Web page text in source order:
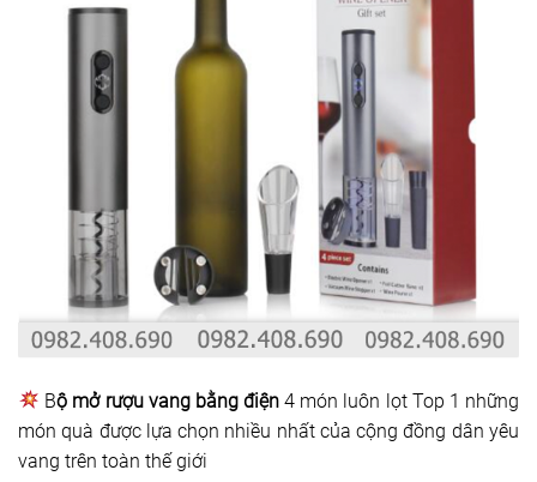
Bộ mở rượu vang bằng điện 4 món luôn lọt Top 1 những
món quà được lựa chọn nhiều nhất của cộng đồng dân yêu
vang trên toàn thế giới